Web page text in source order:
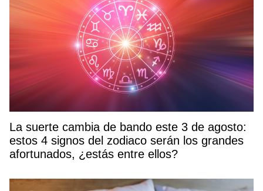
La suerte cambia de bando este 3 de agosto:
estos 4 signos del zodiaco serán los grandes
afortunados, ¿estás entre ellos?